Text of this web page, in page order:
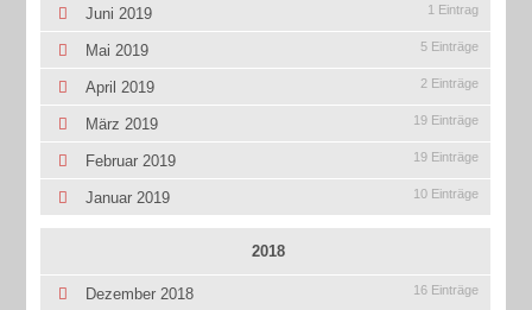
Juni 2019 1 Eintrag
Mai 2019 5 Einträge
April 2019 2 Einträge
März 2019 19 Einträge
Februar 2019 19 Einträge
Januar 2019 10 Einträge
2018
Dezember 2018 16 Einträge